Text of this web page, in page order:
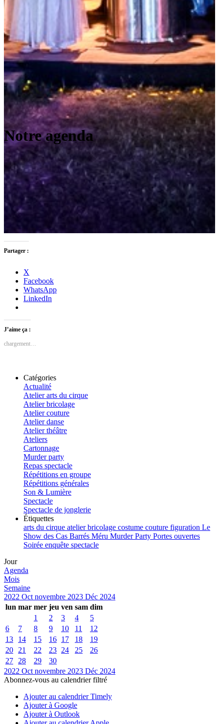
Notre agenda
Partager :
X
Facebook
WhatsApp
LinkedIn
J’aime ça :
chargement…
Catégories
Actualité
Atelier arts du cirque
Atelier bricolage
Atelier couture
Atelier danse
Atelier théâtre
Ateliers
Cartonnage
Murder party
Repas spectacle
Répétitions en groupe
Répétitions générales
Son & Lumière
Spectacle
Spectacle de jonglerie
Étiquettes
arts du cirque atelierbricolage costume couture figuration Le
Show des Cas Barrés Méru Murder Party Portes ouvertes
Soirée enquête spectacle
Jour
Agenda
Mois
Semaine
2022 Oct novembre 2023 Déc 2024
lun mar mer jeu ven sam dim
1
2 3 4
5
6
7 8 9 10 11
12
13
14 15 16 17 18
19
20
21 22 23 24 25
26
27
28 29
30
2022 Oct novembre 2023 Déc 2024
Abonnez-vous au calendrier filtré
Ajouter au calendrier Timely
Ajouter à Google
Ajouter à Outlook